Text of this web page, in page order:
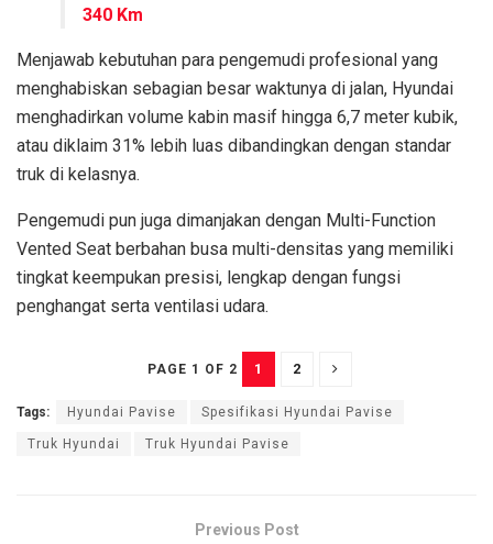
340 Km
Menjawab kebutuhan para pengemudi profesional yang
menghabiskan sebagian besar waktunya di jalan, Hyundai
menghadirkan volume kabin masif hingga 6,7 meter kubik,
atau diklaim 31% lebih luas dibandingkan dengan standar
truk di kelasnya.
Pengemudi pun juga dimanjakan dengan Multi-Function
Vented Seat berbahan busa multi-densitas yang memiliki
tingkat keempukan presisi, lengkap dengan fungsi
penghangat serta ventilasi udara.
PAGE 1 OF 2 1 2
Tags: Hyundai Pavise Spesifikasi Hyundai Pavise
Truk Hyundai Truk Hyundai Pavise
Previous Post